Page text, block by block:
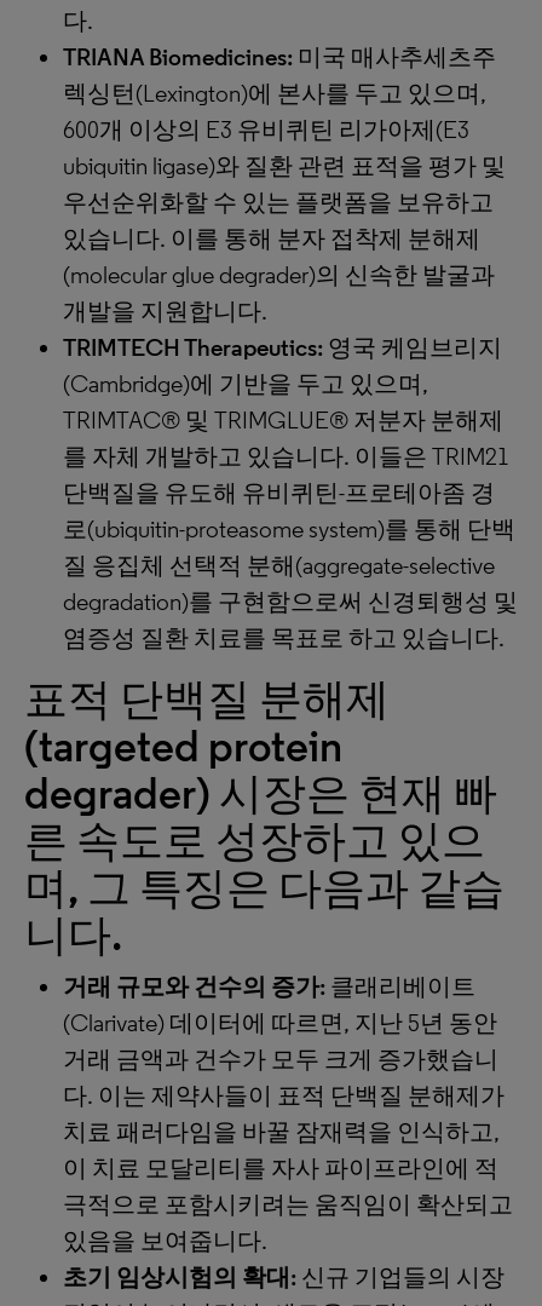
다.
TRIANA Biomedicines: 미국 매사추세츠주
렉싱턴(Lexington)에 본사를 두고 있으며,
600개 이상의 E3 유비퀴틴 리가아제(E3
ubiquitin ligase)와 질환 관련 표적을 평가 및
우선순위화할 수 있는 플랫폼을 보유하고
있습니다. 이를 통해 분자 접착제 분해제
(molecular glue degrader)의 신속한 발굴과
개발을 지원합니다.
TRIMTECH Therapeutics: 영국 케임브리지
(Cambridge)에 기반을 두고 있으며,
TRIMTAC® 및 TRIMGLUE® 저분자 분해제
를 자체 개발하고 있습니다. 이들은 TRIM21
단백질을 유도해 유비퀴틴-프로테아좀 경
로(ubiquitin-proteasome system)를 통해 단백
질 응집체 선택적 분해(aggregate-selective
degradation)를 구현함으로써 신경퇴행성 및
염증성 질환 치료를 목표로 하고 있습니다.
표적 단백질 분해제
(targeted protein
degrader) 시장은 현재 빠
른 속도로 성장하고 있으
며, 그 특징은 다음과 같습
니다.
거래 규모와 건수의 증가: 클래리베이트
(Clarivate) 데이터에 따르면, 지난 5년 동안
거래 금액과 건수가 모두 크게 증가했습니
다. 이는 제약사들이 표적 단백질 분해제가
치료 패러다임을 바꿀 잠재력을 인식하고,
이 치료 모달리티를 자사 파이프라인에 적
극적으로 포함시키려는 움직임이 확산되고
있음을 보여줍니다.
초기 임상시험의 확대: 신규 기업들의 시장